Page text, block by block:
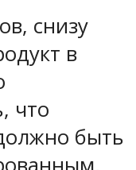
снизу
в
что
быть